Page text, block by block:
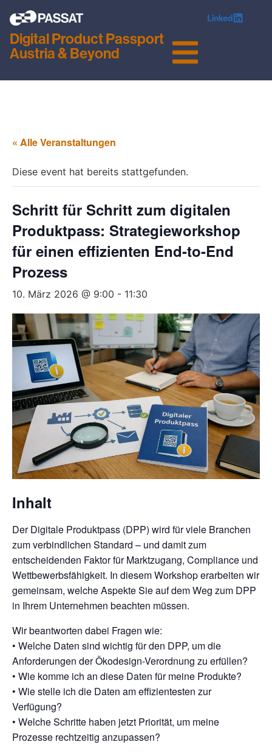
Digital Product Passport
Austria & Beyond
« Alle Veranstaltungen
Diese event hat bereits stattgefunden.
Schritt für Schritt zum digitalen
Produktpass: Strategieworkshop
für einen effizienten End-to-End
Prozess
10. März 2026 @ 9:00 - 11:30
Inhalt
Der Digitale Produktpass (DPP) wird für viele Branchen
zum verbindlichen Standard – und damit zum
entscheidenden Faktor für Marktzugang, Compliance und
Wettbewerbsfähigkeit. In diesem Workshop erarbeiten wir
gemeinsam, welche Aspekte Sie auf dem Weg zum DPP
in Ihrem Unternehmen beachten müssen.
Wir beantworten dabei Fragen wie:
• Welche Daten sind wichtig für den DPP, um die
Anforderungen der Ökodesign-Verordnung zu erfüllen?
• Wie komme ich an diese Daten für meine Produkte?
• Wie stelle ich die Daten am effizientesten zur
Verfügung?
• Welche Schritte haben jetzt Priorität, um meine
Prozesse rechtzeitig anzupassen?